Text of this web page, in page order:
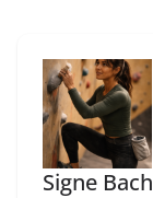
Signe Bach